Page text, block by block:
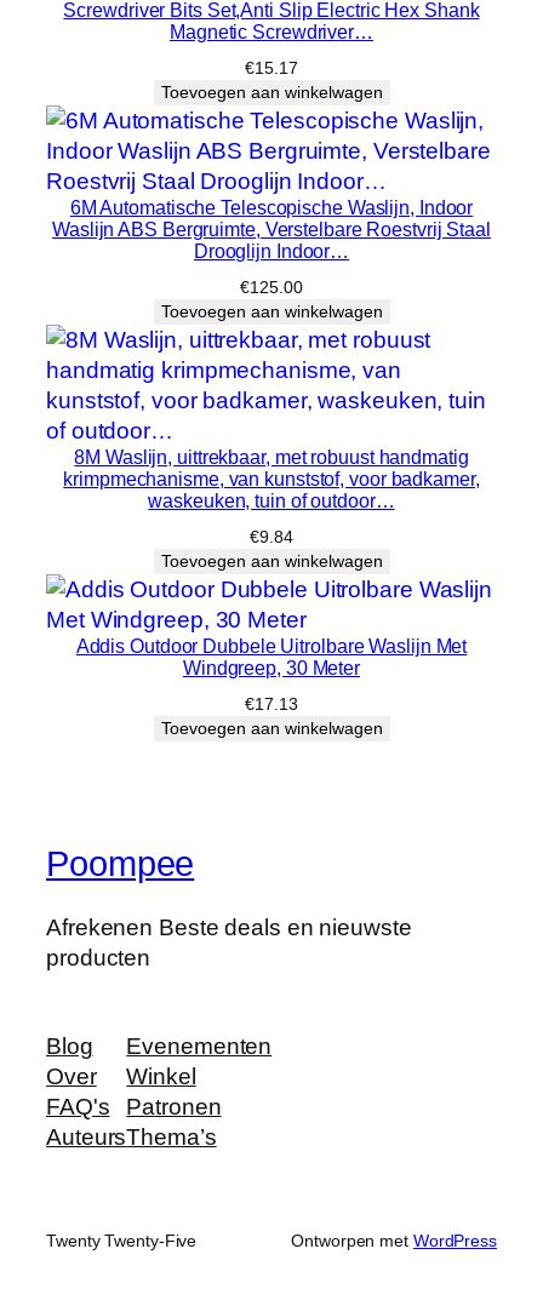
Screwdriver Bits Set,Anti Slip Electric Hex Shank
Magnetic Screwdriver…
€15.17
Toevoegen aan winkelwagen
6M Automatische Telescopische Waslijn, Indoor
Waslijn ABS Bergruimte, Verstelbare Roestvrij Staal
Drooglijn Indoor…
€125.00
Toevoegen aan winkelwagen
8M Waslijn, uittrekbaar, met robuust handmatig
krimpmechanisme, van kunststof, voor badkamer,
waskeuken, tuin of outdoor…
€9.84
Toevoegen aan winkelwagen
Addis Outdoor Dubbele Uitrolbare Waslijn Met
Windgreep, 30 Meter
€17.13
Toevoegen aan winkelwagen
Poompee
Afrekenen Beste deals en nieuwste
producten
Blog
Over
FAQ's
Auteurs
Evenementen
Winkel
Patronen
Thema’s
Twenty Twenty-Five Ontworpen met WordPress